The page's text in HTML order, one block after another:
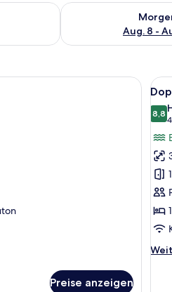
für heute Nacht, Aug. 7 - Aug. 8.
Aug. 8 -
Überprüfe die
Eine Badewanne mit einer gefliesten
Preise anzeigen
Alle
für
7
8,8